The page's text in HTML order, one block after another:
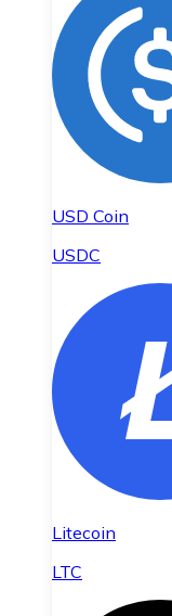
USD Coin
USDC
Litecoin
LTC